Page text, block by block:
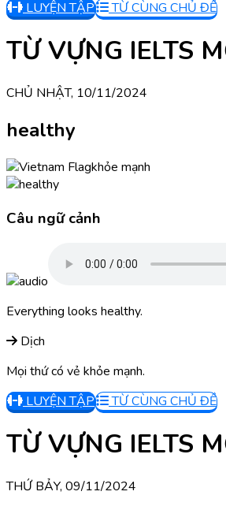
LUYỆN TẬP TỪ CÙNG CHỦ ĐỀ
TỪ VỰNG IELTS
CHỦ NHẬT, 10/11/2024
healthy
khỏe mạnh
Câu ngữ cảnh
Everything looks healthy.
Dịch
Mọi thứ có vẻ khỏe mạnh.
LUYỆN TẬP
TỪ CÙNG CHỦ ĐỀ
TỪ VỰNG IELTS
THỨ BẢY, 09/11/2024